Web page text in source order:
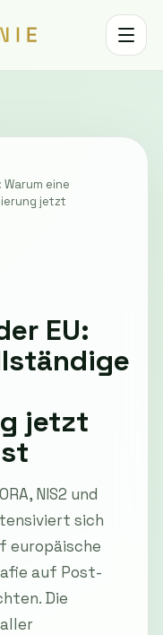
Toggle
eine
jetzt
EU:
jetzt
NIS2 und
sich
europäische
auf Post-
Die